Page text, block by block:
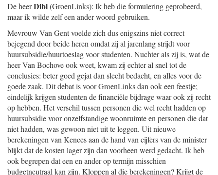
De heerDibi(GroenLinks): Ik heb die formulering geprobeerd,
maar ik wilde zelf een ander woord gebruiken.
Mevrouw Van Gent voelde zich dus enigszins niet correct
bejegend door beide heren omdat zij al jarenlang strijdt voor
huursubsidie/huurtoeslag voor studenten. Nuchter als zij is, wat de
heer Van Bochove ook weet, kwam zij echter al snel tot de
conclusies: beter goed gejat dan slecht bedacht, en alles voor de
goede zaak. Dit debat is voor GroenLinks dan ook een feestje;
eindelijk krijgen studenten de financiële bijdrage waar ook zij recht
op hebben. Het verschil tussen personen die wel recht hadden op
huursubsidie voor onzelfstandige woonruimte en personen die dat
niet hadden, was gewoon niet uit te leggen. Uit nieuwe
berekeningen van Kences aan de hand van cijfers van de minister
blijkt dat de kosten lager zijn dan voorheen werd gedacht. Ik heb
ook begrepen dat een en ander op termijn misschien
budgetneutraal kan zijn. Kloppen al die berekeningen? Krijgt de